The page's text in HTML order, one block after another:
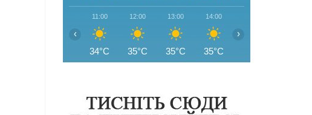
11:00
34°C
12:00
35°C
13:00
35°C
14:00
35°C
‹ ›